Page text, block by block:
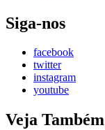
Siga-nos
facebook
twitter
instagram
youtube
Veja Também